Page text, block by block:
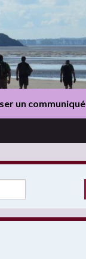
un communiqué